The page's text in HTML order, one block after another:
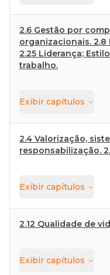
2.6 Gestão por
organizacionais.
2.25 Liderança;
trabalho.
Exibir capítulos
2.4 Valorização,
responsabilização.
Exibir capítulos
2.12 Qualidade de
Exibir capítulos